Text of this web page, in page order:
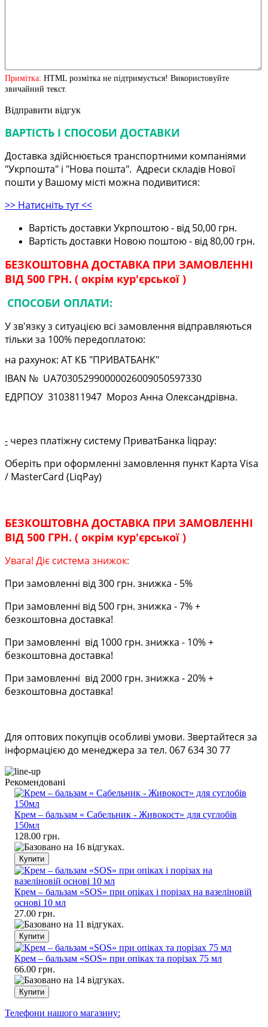
Примітка: HTML розмітка не підтримується! Використовуйте
звичайний текст.
Відправити відгук
ВАРТІСТЬ І СПОСОБИ ДОСТАВКИ
Доставка здійснюється транспортними компаніями
"Укрпошта" і "Нова пошта". Адреси складів Нової
пошти у Вашому місті можна подивитися:
>> Натисніть тут <<
Вартість доставки Укрпоштою - від 50,00 грн.
Вартість доставки Новою поштою - від 80,00 грн.
БЕЗКОШТОВНА ДОСТАВКА ПРИ ЗАМОВЛЕННІ
ВІД 500 ГРН. ( окрім кур'єрської )
СПОСОБИ ОПЛАТИ:
У зв'язку з ситуацією всі замовлення відправляються
тільки за 100% передоплатою:
на рахунок: АТ КБ "ПРИВАТБАНК"
IBAN № UA703052990000026009050597330
ЕДРПОУ 3103811947 Мороз Анна Олександрівна.
- через платіжну систему ПриватБанка liqpay:
Оберіть при оформленні замовлення пункт Карта Visa
/ MasterCard (LiqPay)
БЕЗКОШТОВНА ДОСТАВКА ПРИ ЗАМОВЛЕННІ
ВІД 500 ГРН. ( окрім кур'єрської )
Увага! Діє система знижок:
При замовленні від 300 грн. знижка - 5%
При замовленні від 500 грн. знижка - 7% +
безкоштовна доставка!
При замовленні від 1000 грн. знижка - 10% +
безкоштовна доставка!
При замовленні від 2000 грн. знижка - 20% +
безкоштовна доставка!
Для оптових покупців особливі умови. Звертайтеся за
інформацією до менеджера за тел. 067 634 30 77
Рекомендовані
Крем – бальзам « Сабельник - Живокост» для суглобів
150мл
128.00 грн.
Крем – бальзам «SOS» при опіках і порізах на вазеліновій
основі 10 мл
27.00 грн.
Крем – бальзам «SOS» при опіках та порізах 75 мл
66.00 грн.
Телефони нашого магазину: